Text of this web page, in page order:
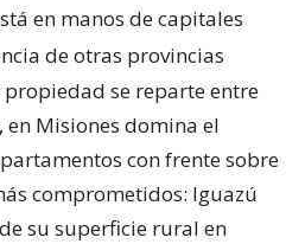
en manos de capitales
de otras provincias
se reparte entre
Misiones domina el
con frente sobre
comprometidos: Iguazú
su superficie rural en